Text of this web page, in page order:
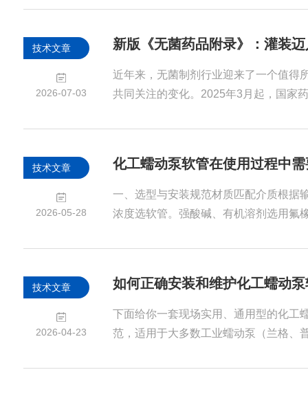
俗概括为机械蠕动挤压原理，模拟人工
定且无机械接触污染。具体工作过程为
匀速旋转，转子上的滚轮依次连续挤压
挤压阶段，软管被压扁闭合，管内流体
技术文章
2026-07-03
新版《无菌药品附录》：灌装
近年来，无菌制剂行业迎来了一个值得
共同关注的变化。2025年3月起，国家
提出了更加系统、更加严格的要求；与
念转化为可执行的工程实践，为全球无
考。很多企业第一时间关注的是：法规
哪些验证？哪些文件需要重新编制？这
技术文章
2026-05-28
一、选型与安装规范材质匹配介质根据
浓度选软管。强酸碱、有机溶剂选用氟
溶胀、溶解、硬化、析出。同时核对耐
壁厚、长度的软管，不得混用非标尺寸
品规定最小值，过度弯折会造成内壁塌
损。安装时保证软管平直放入泵头卡槽
技术文章
2026-04-23
如何正确安装和维护化工蠕动
下面给你一套现场实用、通用型的化工
范，适用于大多数工业蠕动泵（兰格、
软管型号匹配内径、壁厚必须与泵头滚